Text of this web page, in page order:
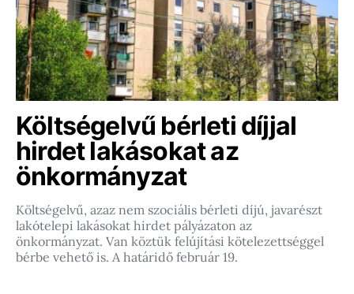
Költségelvű bérleti díjjal
hirdet lakásokat az
önkormányzat
Költségelvű, azaz nem szociális bérleti díjú, javarészt
lakótelepi lakásokat hirdet pályázaton az
önkormányzat. Van köztük felújítási kötelezettséggel
bérbe vehető is. A határidő február 19.